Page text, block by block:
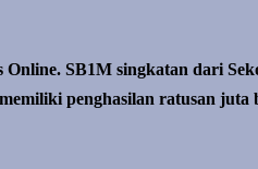
Online. SB1M singkatan dari
penghasilan ratusan